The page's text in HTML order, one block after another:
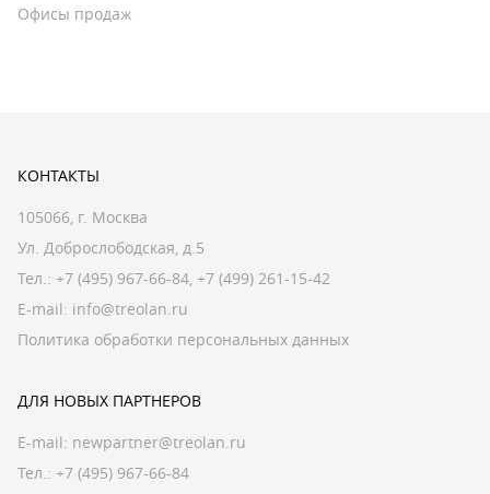
Офисы продаж
КОНТАКТЫ
105066, г. Москва
Ул. Доброслободская, д.5
Тел.: +7 (495) 967-66-84, +7 (499) 261-15-42
E-mail: info@treolan.ru
Политика обработки персональных данных
ДЛЯ НОВЫХ ПАРТНЕРОВ
E-mail: newpartner@treolan.ru
Тел.: +7 (495) 967-66-84